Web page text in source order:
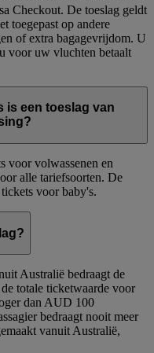
Checkout. De toeslag geldt
toegepast op andere
of extra bagagevrijdom. U
voor uw vluchten betaalt
is een toeslag van
voor volwassenen en
alle tariefsoorten. De
voor baby's.
Australië bedraagt de
totale ticketwaarde voor
dan AUD 100
bedraagt nooit meer
vanuit Australië,